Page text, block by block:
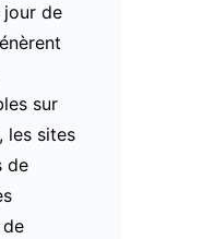
jour de
sur
les sites
de